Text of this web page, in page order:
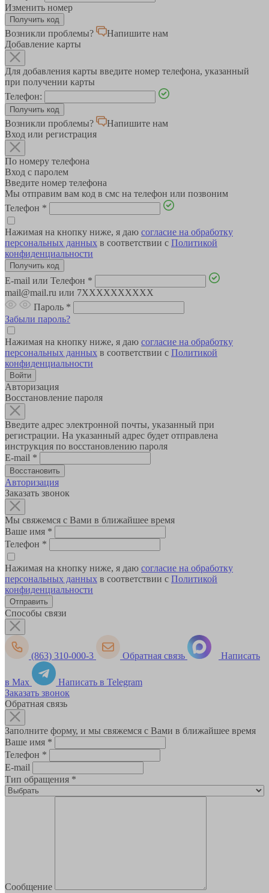
Изменить номер
Возникли проблемы?
Напишите нам
Добавление карты
Для добавления карты введите номер телефона, указанный
при получении карты
Телефон:
Возникли проблемы?
Напишите нам
Вход или регистрация
По номеру телефона
Вход с паролем
Введите номер телефона
Мы отправим вам код в смс на телефон или позвоним
Телефон *
Нажимая на кнопку ниже, я даю согласие на обработку
персональных данных в соответствии с Политикой
конфиденциальности
E-mail или Телефон *
mail@mail.ru или 7XXXXXXXXXX
Пароль *
Забыли пароль?
Нажимая на кнопку ниже, я даю согласие на обработку
персональных данных в соответствии с Политикой
конфиденциальности
Авторизация
Восстановление пароля
Введите адрес электронной почты, указанный при
регистрации. На указанный адрес будет отправлена
инструкция по восстановлению пароля
E-mail *
Авторизация
Заказать звонок
Мы свяжемся с Вами в ближайшее время
Ваше имя *
Телефон *
Нажимая на кнопку ниже, я даю согласие на обработку
персональных данных в соответствии с Политикой
конфиденциальности
Способы связи
(863) 310-000-3 Обратная связь Написать
в Max
Написать в Telegram
Заказать звонок
Обратная связь
Заполните форму, и мы свяжемся с Вами в ближайшее время
Ваше имя *
Телефон *
E-mail
Тип обращения *
Сообщение